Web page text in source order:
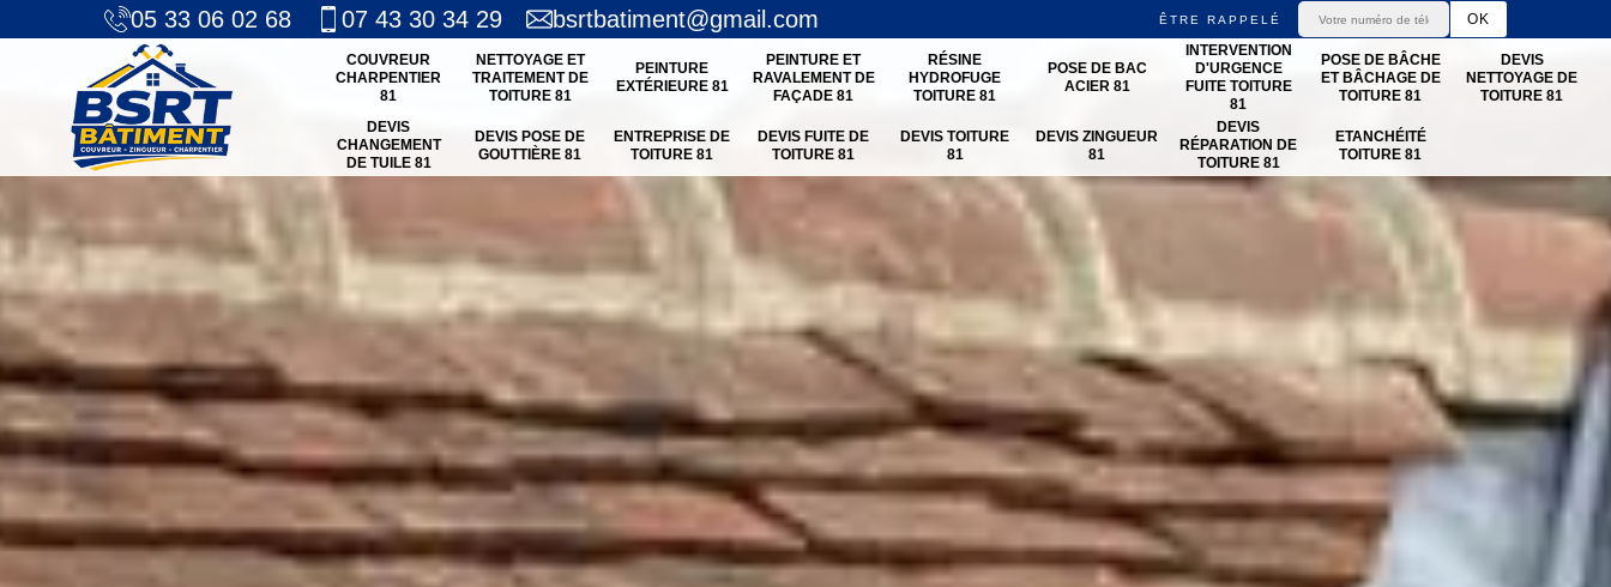
05 33 06 02 68 07 43 30 34 29 bsrtbatiment@gmail.com ÊTRE RAPPELÉ
COUVREUR
CHARPENTIER
81
NETTOYAGE ET
TRAITEMENT DE
TOITURE 81
PEINTURE
EXTÉRIEURE 81
PEINTURE ET
RAVALEMENT DE
FAÇADE 81
RÉSINE
HYDROFUGE
TOITURE 81
POSE DE BAC
ACIER 81
INTERVENTION
D'URGENCE
FUITE TOITURE
81
POSE DE BÂCHE
ET BÂCHAGE DE
TOITURE 81
DEVIS
NETTOYAGE DE
TOITURE 81
DEVIS
CHANGEMENT
DE TUILE 81
DEVIS POSE DE
GOUTTIÈRE 81
ENTREPRISE DE
TOITURE 81
DEVIS FUITE DE
TOITURE 81
DEVIS TOITURE
81
DEVIS ZINGUEUR
81
DEVIS
RÉPARATION DE
TOITURE 81
ETANCHÉITÉ
TOITURE 81